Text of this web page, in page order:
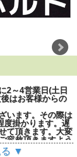
2～4営業日(土日
はお客様からの
います。その際は
度掛かります。遅
て頂きます。大変
容赦頂きますよう
る ▼